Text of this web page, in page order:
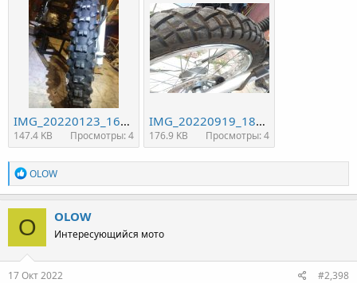
IMG_20220123_160731.jpg
147.4 KB Просмотры: 4
IMG_20220919_181019.jpg
176.9 KB Просмотры: 4
R
e
a
c
t
i
o
n
s
OLOW
O OLOW
Интересующийся мото
17 Окт 2022 #2,398